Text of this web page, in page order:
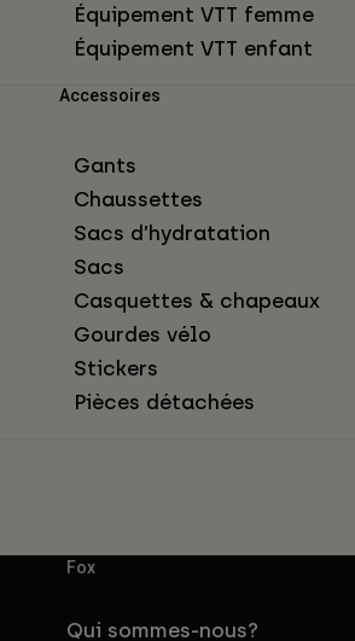
Équipement VTT femme
Équipement VTT enfant
Accessoires
Gants
Chaussettes
Sacs d’hydratation
Sacs
Casquettes & chapeaux
Gourdes vélo
Stickers
Pièces détachées
Fox
Qui sommes-nous?